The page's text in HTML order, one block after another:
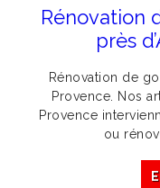
Rénovation
près
Rénovation de
Provence. Nos
Provence
ou